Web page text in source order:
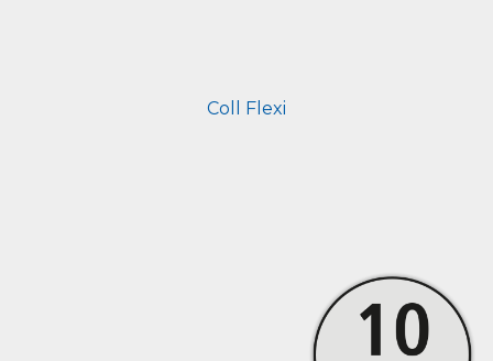
Coll Flexi